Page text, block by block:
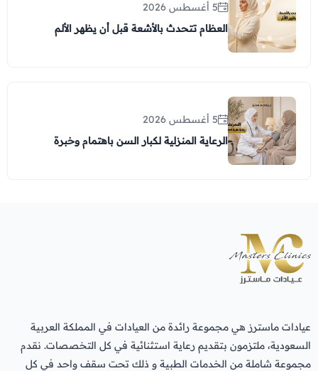
5 أغسطس 2026
العظام تتحدث بالأشعة قبل أن يظهر الألم
5 أغسطس 2026
الرعاية المنزلية لكبار السن باهتمام وخبرة
عيادات ماسترز هي مجموعة رائدة من العيادات في المملكة العربية
السعودية، ملتزمون بتقديم رعاية استثنائية في كل التخصصات. نقدم
مجموعة شاملة من الخدمات الطبية و ذلك تحت سقف واحد في كل